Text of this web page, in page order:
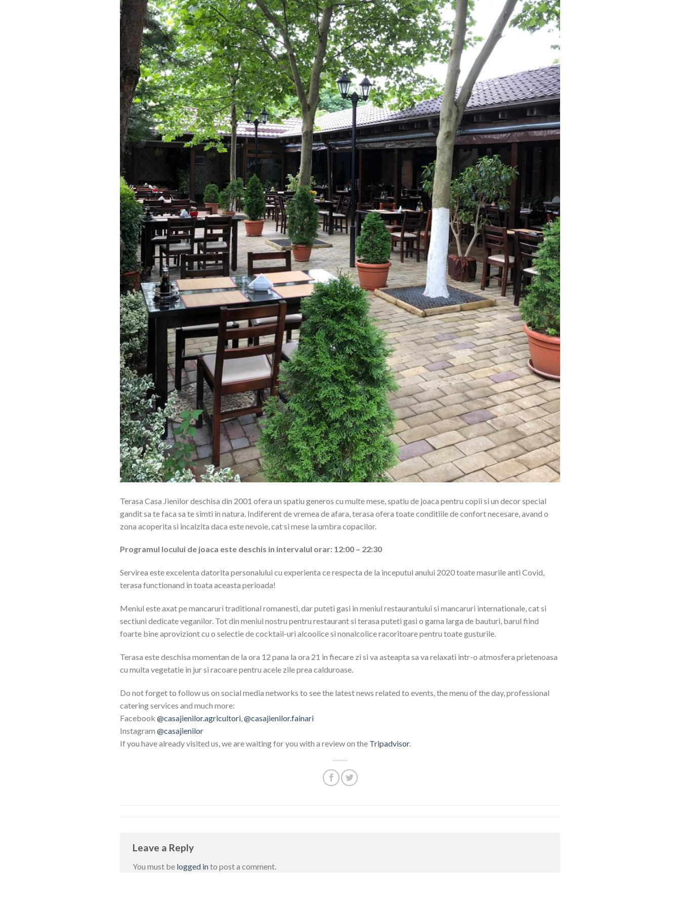
Terasa Casa Jienilor deschisa din 2001 ofera un spatiu generos cu multe mese, spatiu de joaca pentru copii si un decor special
gandit sa te faca sa te simti in natura. Indiferent de vremea de afara, terasa ofera toate conditiile de confort necesare, avand o
zona acoperita si incalzita daca este nevoie, cat si mese la umbra copacilor.
Programul locului de joaca este deschis in intervalul orar: 12:00 – 22:30
Servirea este excelenta datorita personalului cu experienta ce respecta de la inceputul anului 2020 toate masurile anti Covid,
terasa functionand in toata aceasta perioada!
Meniul este axat pe mancaruri traditional romanesti, dar puteti gasi in meniul restaurantului si mancaruri internationale, cat si
sectiuni dedicate veganilor. Tot din meniul nostru pentru restaurant si terasa puteti gasi o gama larga de bauturi, barul fiind
foarte bine aproviziont cu o selectie de cocktail-uri alcoolice si nonalcolice racoritoare pentru toate gusturile.
Terasa este deschisa momentan de la ora 12 pana la ora 21 in fiecare zi si va asteapta sa va relaxati intr-o atmosfera prietenoasa
cu multa vegetatie in jur si racoare pentru acele zile prea calduroase.
Do not forget to follow us on social media networks to see the latest news related to events, the menu of the day, professional
catering services and much more:
Facebook @casajienilor.agricultori @casajienilor.fainari
Instagram @casajienilor
If you have already visited us, we are waiting for you with a review on the Tripadvisor.
Leave a Reply
You must be logged into post a comment.